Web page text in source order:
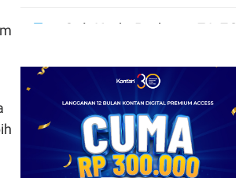
5
Cek Kode Redeem EA FC
2026: Klaim Ribuan
Gems Gratis!
6
Promo JSM Alfamart 7–
9 Agustus 2026, Minyak
Goreng 2 Liter Mulai